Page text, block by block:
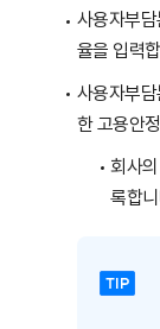
사용자부
율을 입력
사용자부
한 고용안
회사
록합